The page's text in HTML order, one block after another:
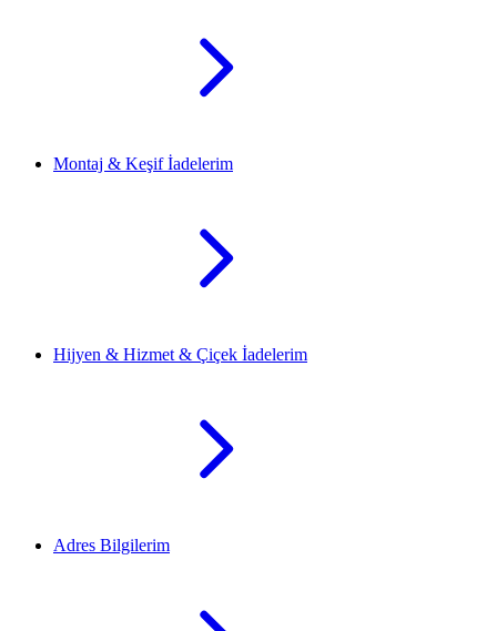
Montaj & Keşif İadelerim
Hijyen & Hizmet & Çiçek İadelerim
Adres Bilgilerim